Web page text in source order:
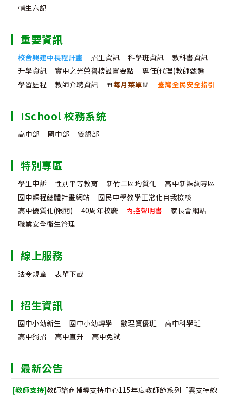
輔生六記
重要資訊
校舍興建中長程計畫 招生資訊 科學班資訊
教科書資訊
升學資訊
實中之光榮譽榜設置要點
專任(代理)教師甄選
學習歷程
教師介聘資訊 🍴每月菜單🥢 臺灣全民安全指引
ISchool 校務系統
高中部 國中部 雙語部
特別專區
學生申訴 性別平等教育 新竹二區均質化
高中新課綱專區
國中課程總體計畫網站
國民中學教學正常化自我檢核
高中優質化(限閱)
40周年校慶 內控聲明書
家長會網站
職業安全衛生管理
線上服務
法令規章 表單下載
招生資訊
國中小幼新生 國中小幼轉學 數理資優班
高中科學班
高中獨招
高中直升 高中免試
最新公告
[教師支持]教師諮商輔導支持中心115年度教師節系列「雲支持線